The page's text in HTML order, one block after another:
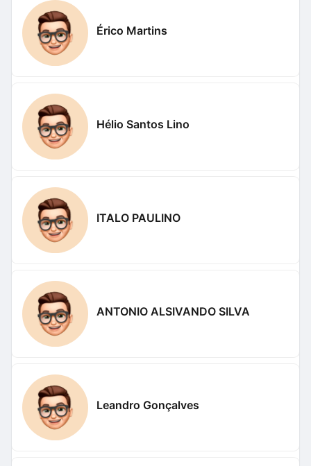
Érico Martins
Hélio Santos Lino
ITALO PAULINO
ANTONIO ALSIVANDO SILVA
Leandro Gonçalves